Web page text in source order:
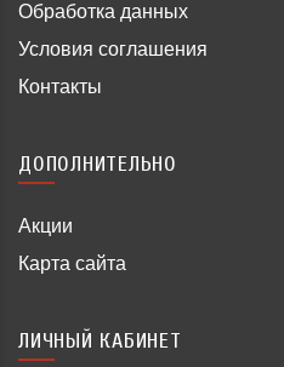
Обработка данных
Условия соглашения
Контакты
ДОПОЛНИТЕЛЬНО
Акции
Карта сайта
ЛИЧНЫЙ КАБИНЕТ